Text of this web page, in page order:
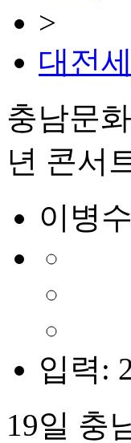
>
대전
충남문
년 콘서
이병
입력:
19일 충